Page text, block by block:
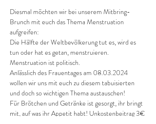
Diesmal möchten wir bei unserem Mitbring-
Brunch mit euch das Thema Menstruation
aufgreifen:
Die Hälfte der Weltbevölkerung tut es, wird es
tun oder hat es getan, menstruieren.
Menstruation ist politisch.
Anlässlich des Frauentages am 08.03.2024
wollen wir uns mit euch zu diesem tabuisierten
und doch so wichtigen Thema austauschen!
Für Brötchen und Getränke ist gesorgt, ihr bringt
mit, auf was ihr Appetit habt! Unkostenbeitrag 3€